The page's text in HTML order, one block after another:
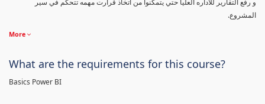
المشروع.
More
What are the requirements for this course?
Basics Power BI